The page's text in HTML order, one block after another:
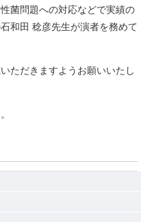
菌問題への対応などで実績の
和田 稔彦先生が演者を務めて
ただきますようお願いいたし